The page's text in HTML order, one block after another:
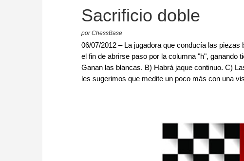
Sacrificio doble
por ChessBase
06/07/2012 – La jugadora que conducía las
el fin de abrirse paso por la columna "h", ganando
Ganan las blancas. B) Habrá jaque continuo. C)
les sugerimos que medite un poco más con una